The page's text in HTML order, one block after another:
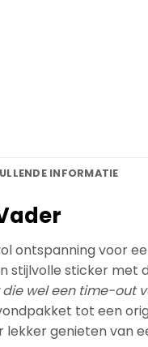
INFORMATIE
ontspanning voor
stijlvolle sticker met
wel een time-out
tot een
lekker genieten van